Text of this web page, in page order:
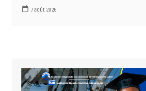
7 août 2026